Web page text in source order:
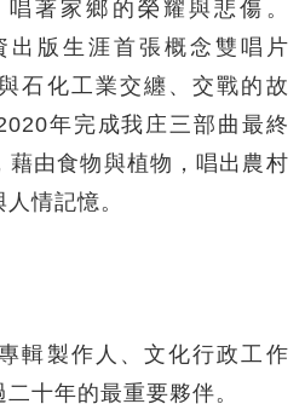
著家鄉的榮耀與悲傷。
出版生涯首張概念雙唱片
石化工業交纏、交戰的故
年完成我庄三部曲最終
藉由食物與植物，唱出農村
情記憶。
輯製作人、文化行政工作
十年的最重要夥伴。